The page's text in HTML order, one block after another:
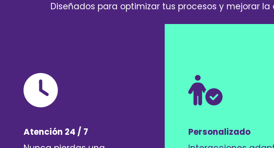
Diseñados para optimizar tus procesos y mejorar
Atención 24 / 7
Personalizado